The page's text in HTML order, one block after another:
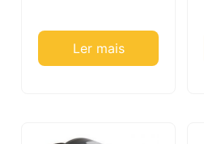
Ler mais